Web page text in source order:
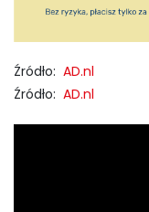
Źródło: AD.nl
Źródło: AD.nl